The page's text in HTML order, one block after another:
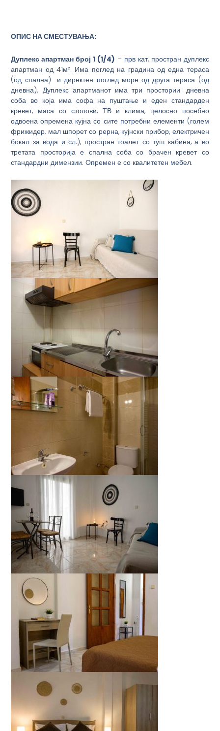
ОПИС НА СМЕСТУВАЊА:
Дуплекс апартман број 1 (1/4) – прв кат, простран дуплекс
апартман од 41м². Има поглед на градина од една тераса
(од спална) и директен поглед море од друга тераса (од
дневна). Дуплекс апартманот има три простории: дневна
соба во која има софа на пуштање и еден стандарден
кревет, маса со столови, ТВ и клима, целосно посебно
одвоена опремена кујна со сите потребни елементи (голем
фрижидер, мал шпорет со рерна, кујнски прибор, електричен
бокал за вода и сл.), простран тоалет со туш кабина, а во
третата просторија е спална соба со брачен кревет со
стандардни димензии. Опремен е со квалитетен мебел.